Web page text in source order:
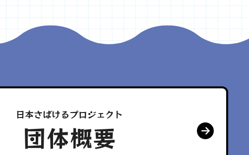
日本さばけるプロジェクト
団体概要